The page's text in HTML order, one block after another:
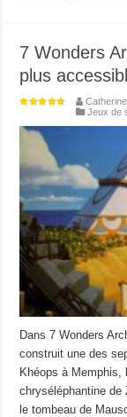
7 Wonders
plus
Jeux de
Dans 7 Wonders
construit une des
Khéops à
chryséléphantine de
le tombeau de